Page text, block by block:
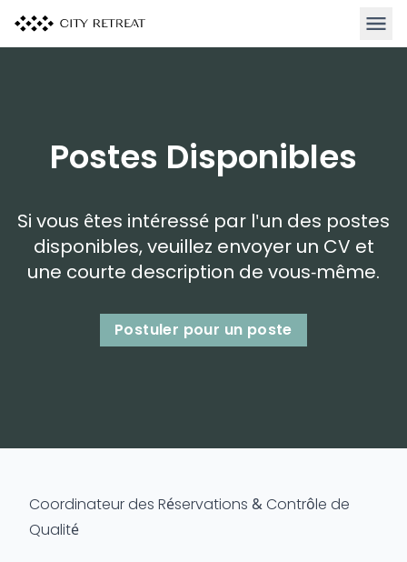
Postes Disponibles
Si vous êtes intéressé par l'un des postes
disponibles, veuillez envoyer un CV et
une courte description de vous-même.
Postuler pour un poste
Coordinateur des Réservations & Contrôle de
Qualité